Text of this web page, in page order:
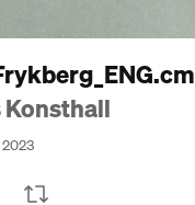
2023